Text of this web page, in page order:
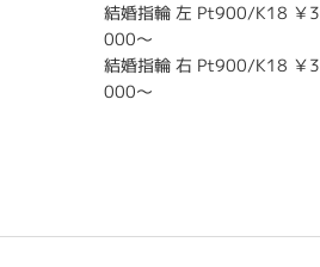
結婚指輪 左 Pt900/K18 ￥
000～
結婚指輪 右 Pt900/K18 ￥
000～